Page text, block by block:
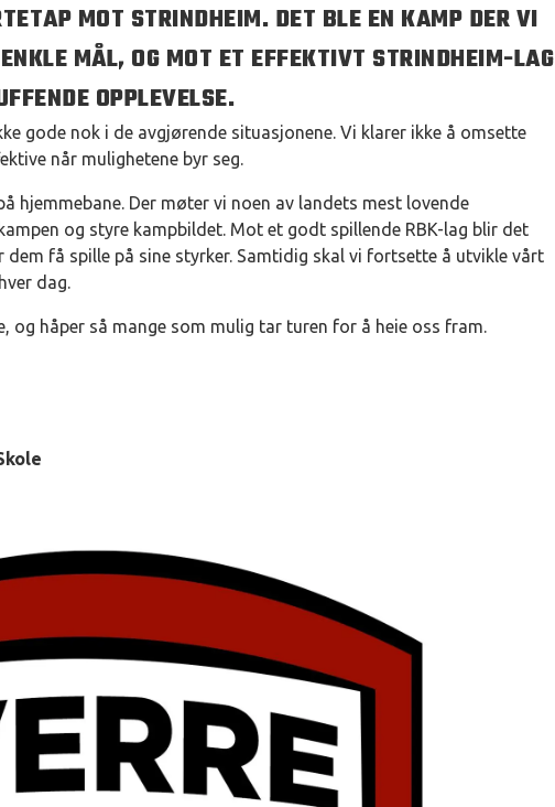
MOT STRINDHEIM. DET BLE EN KAMP DER VI
MÅL, OG MOT ET EFFEKTIVT STRINDHEIM-LAG
OPPLEVELSE.
gode nok i de avgjørende situasjonene. Vi klarer ikke å omsette
når mulighetene byr seg.
hjemmebane. Der møter vi noen av landets mest lovende
og styre kampbildet. Mot et godt spillende RBK-lag blir det
få spille på sine styrker. Samtidig skal vi fortsette å utvikle vårt
dag.
og håper så mange som mulig tar turen for å heie oss fram.